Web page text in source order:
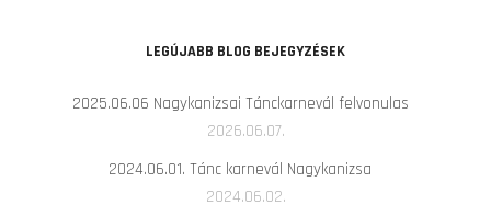
LEGÚJABB BLOG BEJEGYZÉSEK
2025.06.06 Nagykanizsai Tánckarnevál felvonulas
2026.06.07.
2024.06.01. Tánc karnevál Nagykanizsa
2024.06.02.